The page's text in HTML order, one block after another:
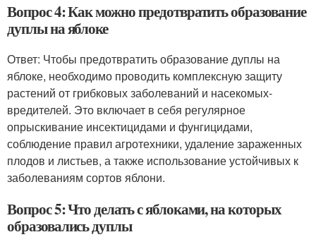
Вопрос 4: Как можно предотвратить образование
дуплы на яблоке
Ответ: Чтобы предотвратить образование дуплы на
яблоке, необходимо проводить комплексную защиту
растений от грибковых заболеваний и насекомых-
вредителей. Это включает в себя регулярное
опрыскивание инсектицидами и фунгицидами,
соблюдение правил агротехники, удаление зараженных
плодов и листьев, а также использование устойчивых к
заболеваниям сортов яблони.
Вопрос 5: Что делать с яблоками, на которых
образовались дуплы